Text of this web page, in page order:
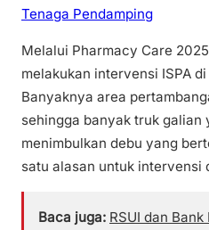
Tenaga Pendamping
Melalui Pharmacy Care
melakukan intervensi ISPA
Banyaknya area
sehingga banyak truk galian
menimbulkan debu yang
satu alasan untuk intervensi
Baca juga: RSUI dan